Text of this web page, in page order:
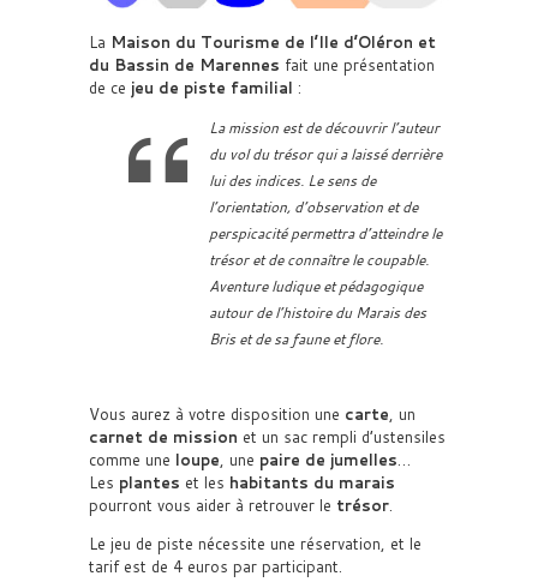
La Maison du Tourisme de l’Ile d’Oléron et
du Bassin de Marennes fait une présentation
de ce jeu de piste familial :
La mission est de découvrir l’auteur
du vol du trésor qui a laissé derrière
lui des indices. Le sens de
l’orientation, d’observation et de
perspicacité permettra d’atteindre le
trésor et de connaître le coupable.
Aventure ludique et pédagogique
autour de l’histoire du Marais des
Bris et de sa faune et flore.
Vous aurez à votre disposition une carte, un
carnet de mission et un sac rempli d’ustensiles
comme une loupe, une paire de jumelles…
Les plantes et les habitants du marais
pourront vous aider à retrouver le trésor.
Le jeu de piste nécessite une réservation, et le
tarif est de 4 euros par participant.